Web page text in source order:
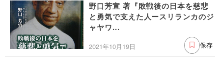
野口芳宣 著『敗戦後の日本を慈悲
と勇気で支えた人ースリランカのジ
ャヤワ...
2021年10月19日 保存